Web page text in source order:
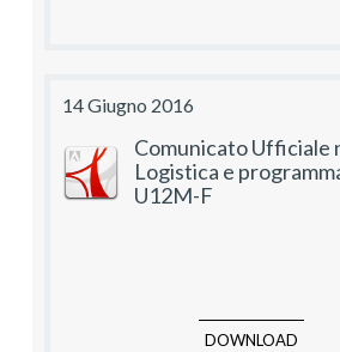
14 Giugno 2016
Comunicato Ufficiale
Logistica e
U12M-F
DOWNLOAD